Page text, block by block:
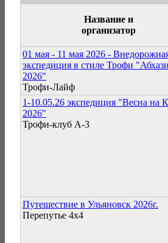
Название и
организатор
01 мая - 11 мая 2026 -
экспедиция в стиле Трофи
2026"
Трофи-Лайф
1-10.05.26 экспедиция "Весна на
2026"
Трофи-клуб А-3
Путешествие в Ульяновск 2026г.
Перепутье 4х4